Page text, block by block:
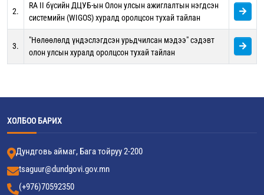
2.
RA II бүсийн ДЦУБ-ын Олон улсын ажиглалтын нэгдсэн
системийн (WIGOS) хуралд оролцсон тухай тайлан
3.
"Нөлөөлөлд үндэслэгдсэн урьдчилсан мэдээ" сэдэвт
олон улсын хуралд оролцсон тухай тайлан
ХОЛБОО БАРИХ
Дундговь аймаг, Бага тойруу 2-200
tsaguur@dundgovi.gov.mn
(+976)70592350